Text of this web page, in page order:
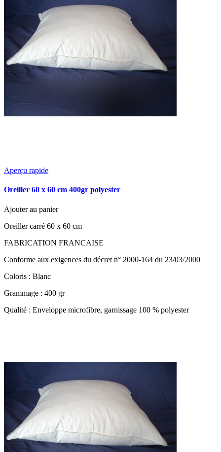
Aperçu rapide
Oreiller 60 x 60 cm 400gr polyester
Ajouter au panier
Oreiller carré 60 x 60 cm
FABRICATION FRANCAISE
Conforme aux exigences du décret n° 2000-164 du 23/03/2000
Coloris : Blanc
Grammage : 400 gr
Qualité : Enveloppe microfibre, garnissage 100 % polyester